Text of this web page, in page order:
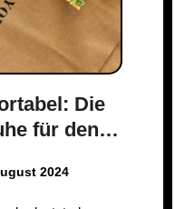
Die
für den
2024